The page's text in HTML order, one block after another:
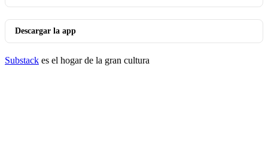
Descargar la app
Substack es el hogar de la gran cultura